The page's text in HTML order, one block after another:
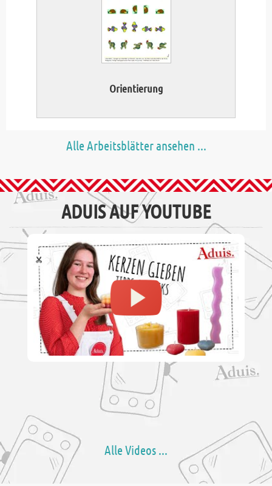
Orientierung
Alle Arbeitsblätter ansehen ...
ADUIS AUF YOUTUBE
Alle Videos ...